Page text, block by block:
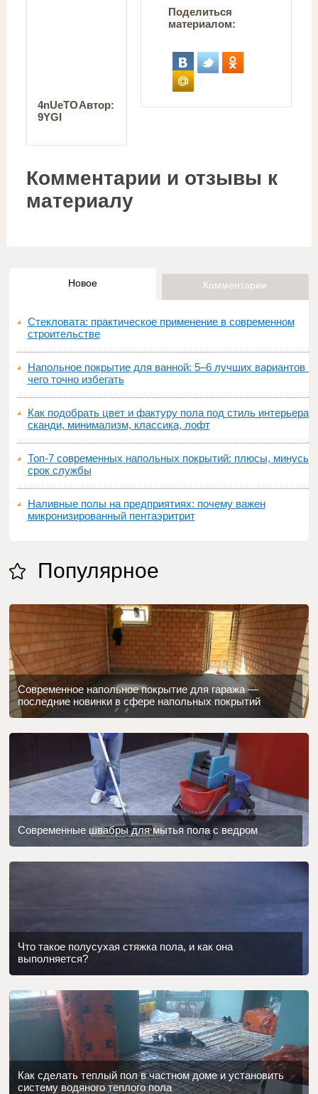
Автор:
4nUeTO
9YGI
Поделиться
материалом:
Комментарии и отзывы к
материалу
Новое Комментарии
Стекловата: практическое применение в современном
строительстве
Напольное покрытие для ванной: 5–6 лучших вариантов и
чего точно избегать
Как подобрать цвет и фактуру пола под стиль интерьера:
сканди, минимализм, классика, лофт
Топ‑7 современных напольных покрытий: плюсы, минусы,
срок службы
Наливные полы на предприятиях: почему важен
микронизированный пентаэритрит
Популярное
Современное напольное покрытие для гаража —
последние новинки в сфере напольных покрытий
Современные швабры для мытья пола с ведром
Что такое полусухая стяжка пола, и как она
выполняется?
Как сделать теплый пол в частном доме и установить
систему водяного теплого пола